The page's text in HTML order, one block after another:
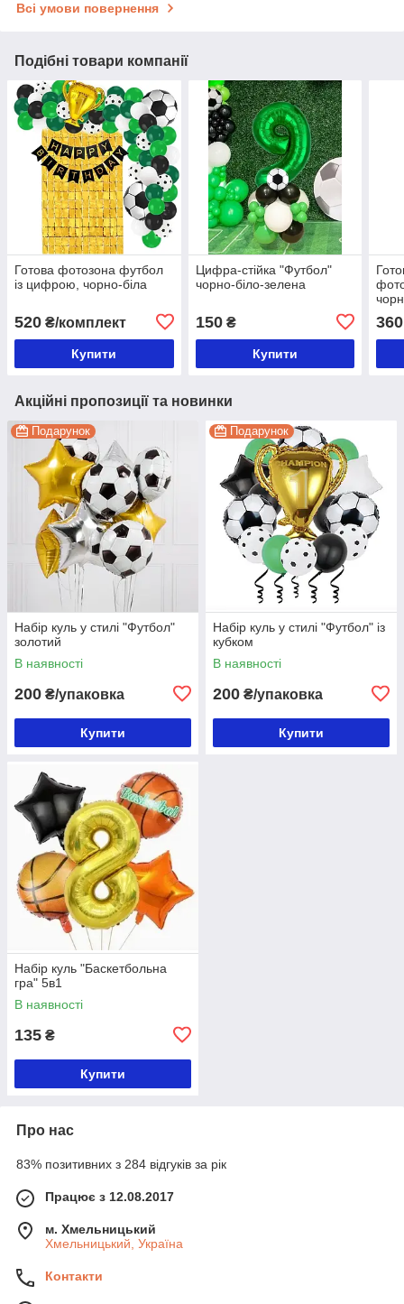
Всі умови повернення
Подібні товари компанії
Готова фотозона футбол
із цифрою, чорно-біла
520 ₴/комплект
Купити
Цифра-стійка "Футбол"
чорно-біло-зелена
150₴
Купити
360
Акційні пропозиції та новинки
Подарунок
Набір куль у стилі "Футбол"
золотий
В наявності
200 ₴/упаковка
Купити
Подарунок
Набір куль у стилі "Футбол" із
кубком
В наявності
200 ₴/упаковка
Купити
Набір куль "Баскетбольна
гра" 5в1
В наявності
135 ₴
Купити
Про нас
83% позитивних з 284 відгуків за рік
Працює з 12.08.2017
м. Хмельницький
Хмельницький, Україна
Контакти